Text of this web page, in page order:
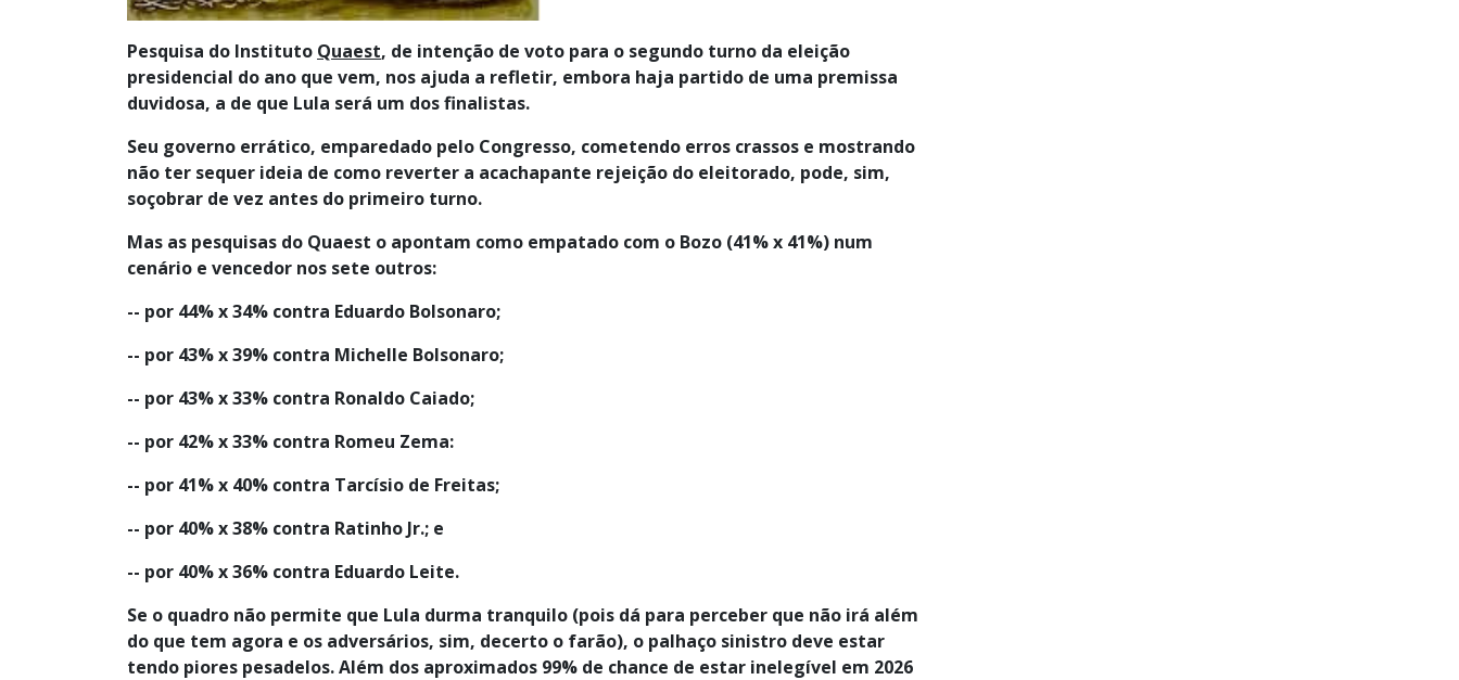
Pesquisa do Instituto Quaest, de intenção de voto para o segundo turno da eleição
presidencial do ano que vem, nos ajuda a refletir, embora haja partido de uma premissa
duvidosa, a de que Lula será um dos finalistas.
Seu governo errático, emparedado pelo Congresso, cometendo erros crassos e mostrando
não ter sequer ideia de como reverter a acachapante rejeição do eleitorado, pode, sim,
soçobrar de vez antes do primeiro turno.
Mas as pesquisas do Quaest o apontam como empatado com o Bozo (41% x 41%) num
cenário e vencedor nos sete outros:
-- por 44% x 34% contra Eduardo Bolsonaro;
-- por 43% x 39% contra Michelle Bolsonaro;
-- por 43% x 33% contra Ronaldo Caiado;
-- por 42% x 33% contra Romeu Zema:
-- por 41% x 40% contra Tarcísio de Freitas;
-- por 40% x 38% contra Ratinho Jr.; e
-- por 40% x 36% contra Eduardo Leite.
Se o quadro não permite que Lula durma tranquilo (pois dá para perceber que não irá além
do que tem agora e os adversários, sim, decerto o farão), o palhaço sinistro deve estar
tendo piores pesadelos. Além dos aproximados 99% de chance de estar inelegível em 2026